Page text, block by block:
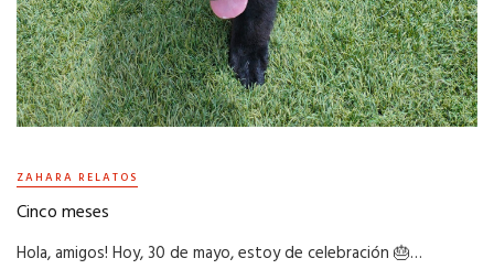
ZAHARA RELATOS
Cinco meses
Hola, amigos! Hoy, 30 de mayo, estoy de celebración 🎂…